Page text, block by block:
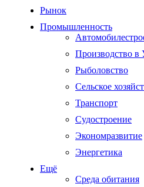
Рынок
Промышленность
Производство
Рыболовство
Сельское
Транспорт
Судостроение
Экономразвитие
Энергетика
Ещё
Среда обитания